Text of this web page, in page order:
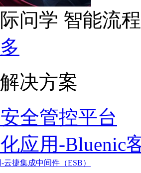
问学 智能流
决方案
全管控平台
应用-Bluenic
云捷集成中间件（ESB）